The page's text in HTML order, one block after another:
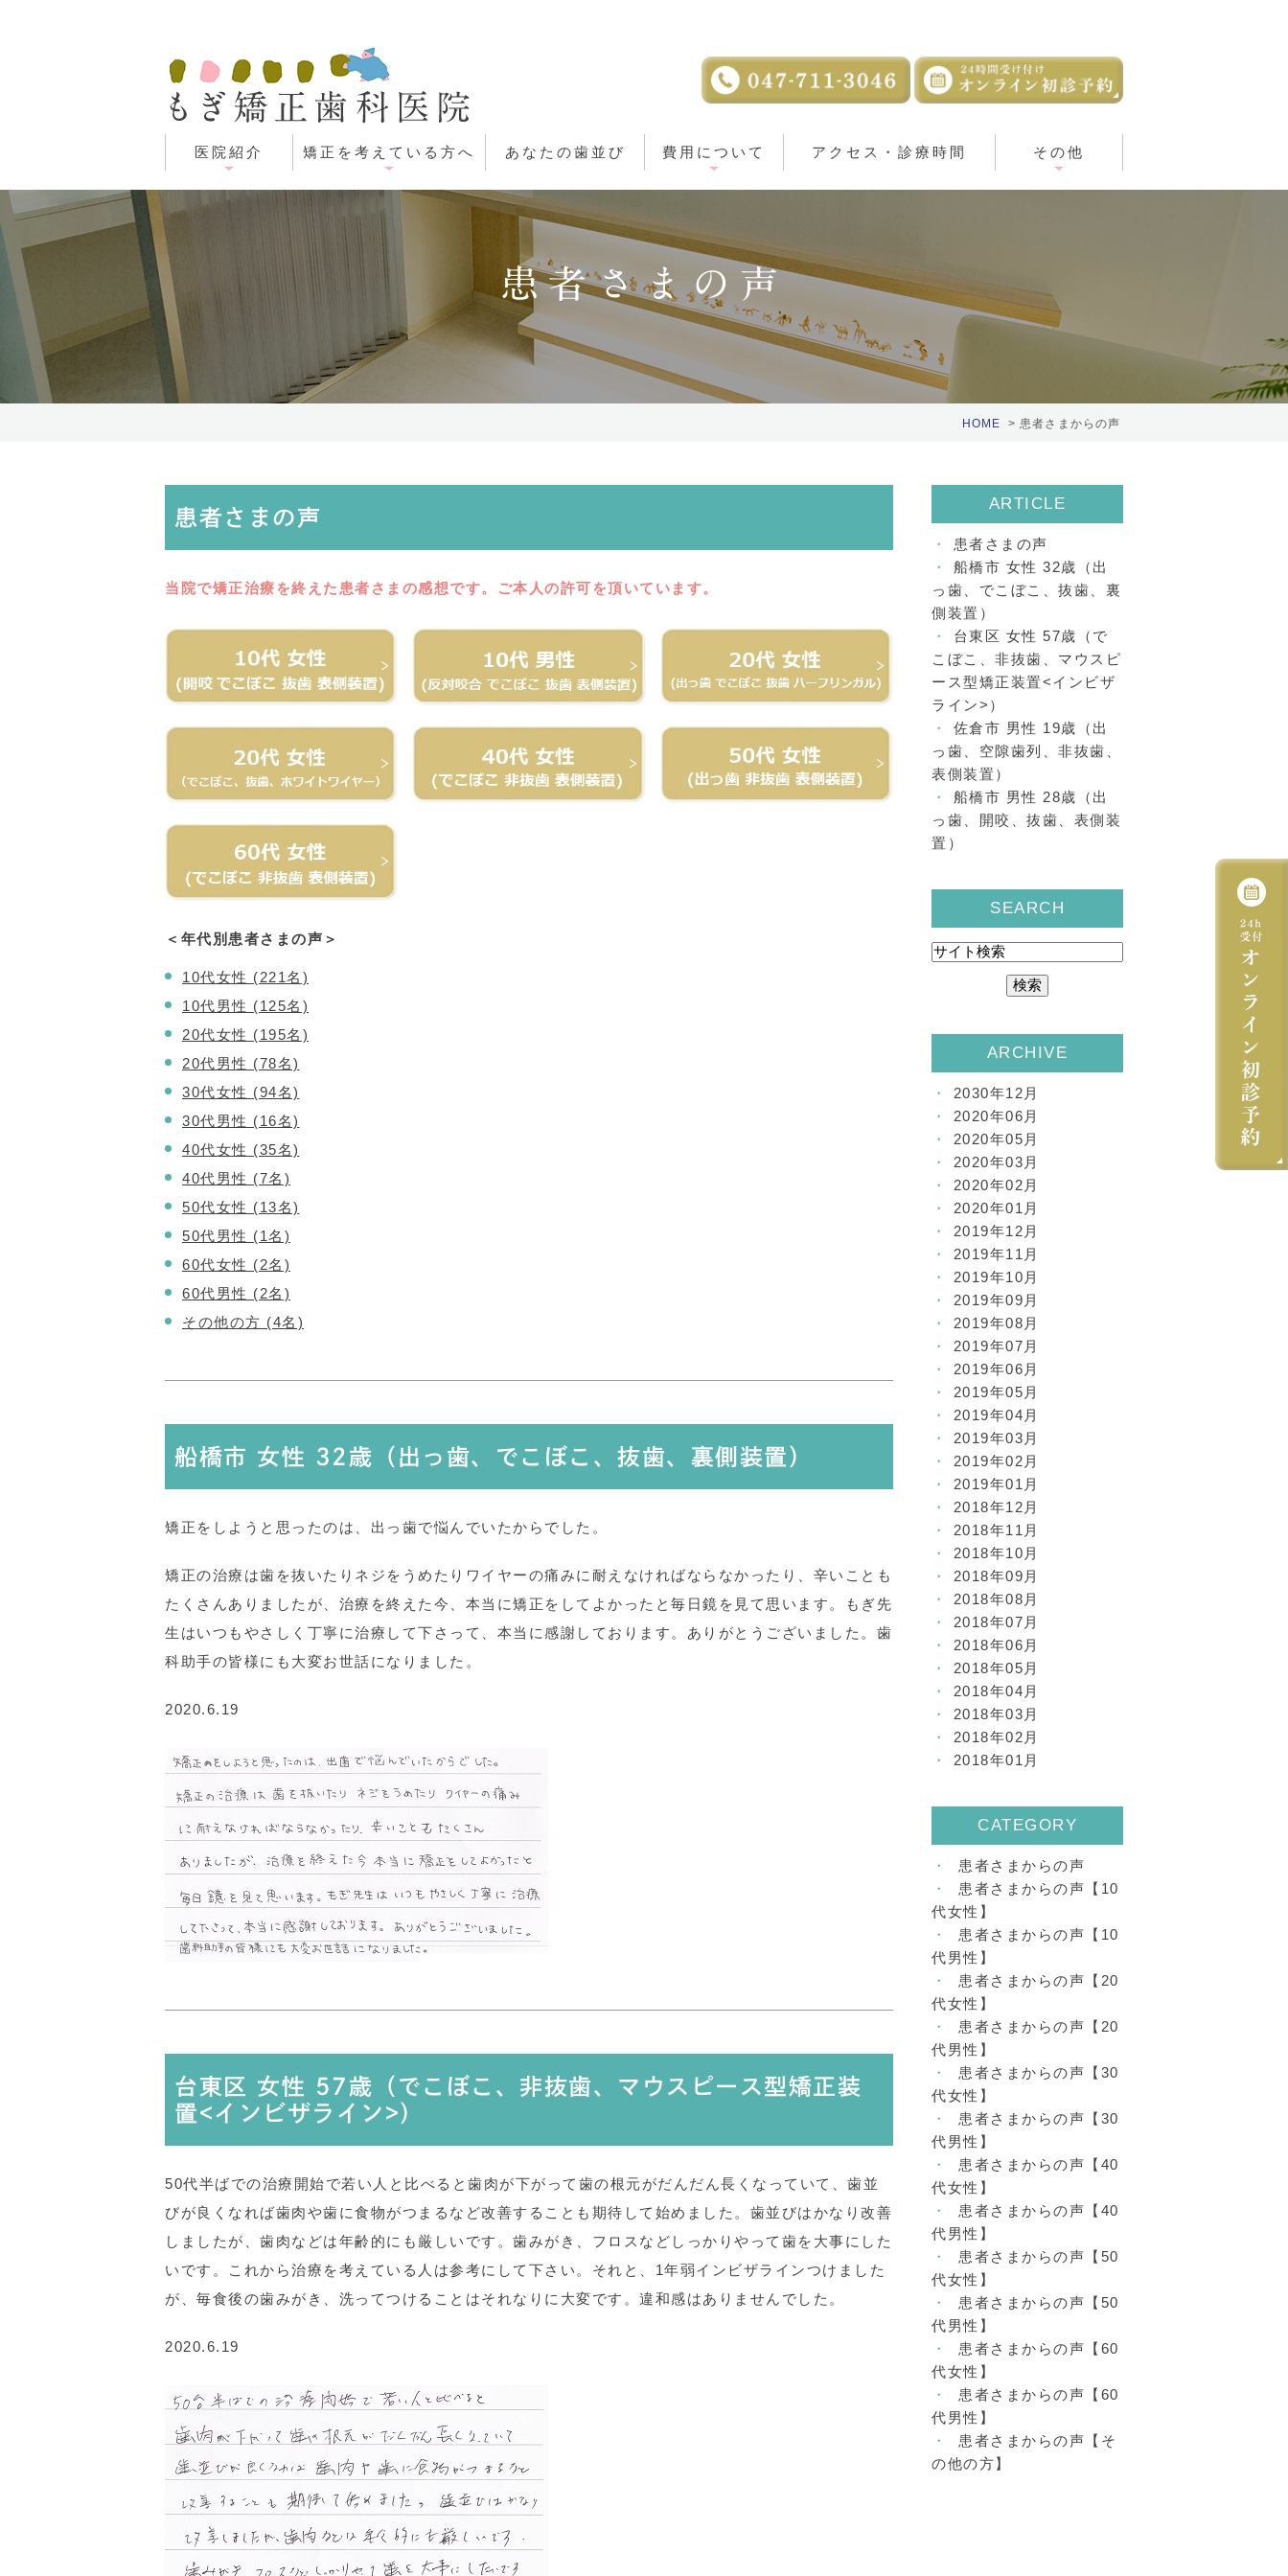
医院紹介 矯正を考えている方へ あなたの歯並び 費用について アクセス・診療時間 その他
患者さまの声
HOME 患者さまからの声
患者さまの声
当院で矯正治療を終えた患者さまの感想です。ご本人の許可を頂いています。
＜年代別患者さまの声＞
10代女性 (221名)
10代男性 (125名)
20代女性 (195名)
20代男性 (78名)
30代女性 (94名)
30代男性 (16名)
40代女性 (35名)
40代男性 (7名)
50代女性 (13名)
50代男性 (1名)
60代女性 (2名)
60代男性 (2名)
その他の方 (4名)
船橋市 女性 32歳（出っ歯、でこぼこ、抜歯、裏側装置）
矯正をしようと思ったのは、出っ歯で悩んでいたからでした。
矯正の治療は歯を抜いたりネジをうめたりワイヤーの痛みに耐えなければならなかったり、辛いことも
たくさんありましたが、治療を終えた今、本当に矯正をしてよかったと毎日鏡を見て思います。もぎ先
生はいつもやさしく丁寧に治療して下さって、本当に感謝しております。ありがとうございました。歯
科助手の皆様にも大変お世話になりました。
2020.6.19
台東区 女性 57歳（でこぼこ、非抜歯、マウスピース型矯正装
置<インビザライン>）
50代半ばでの治療開始で若い人と比べると歯肉が下がって歯の根元がだんだん長くなっていて、歯並
びが良くなれば歯肉や歯に食物がつまるなど改善することも期待して始めました。歯並びはかなり改善
しましたが、歯肉などは年齢的にも厳しいです。歯みがき、フロスなどしっかりやって歯を大事にした
いです。これから治療を考えている人は参考にして下さい。それと、1年弱インビザラインつけました
が、毎食後の歯みがき、洗ってつけることはそれなりに大変です。違和感はありませんでした。
2020.6.19
ARTICLE
患者さまの声
船橋市 女性 32歳（出
っ歯、でこぼこ、抜歯、裏
側装置）
台東区 女性 57歳（で
こぼこ、非抜歯、マウスピ
ース型矯正装置<インビザ
ライン>）
佐倉市 男性 19歳（出
っ歯、空隙歯列、非抜歯、
表側装置）
船橋市 男性 28歳（出
っ歯、開咬、抜歯、表側装
置）
SEARCH
ARCHIVE
2030年12月
2020年06月
2020年05月
2020年03月
2020年02月
2020年01月
2019年12月
2019年11月
2019年10月
2019年09月
2019年08月
2019年07月
2019年06月
2019年05月
2019年04月
2019年03月
2019年02月
2019年01月
2018年12月
2018年11月
2018年10月
2018年09月
2018年08月
2018年07月
2018年06月
2018年05月
2018年04月
2018年03月
2018年02月
2018年01月
CATEGORY
患者さまからの声
患者さまからの声【10
代女性】
患者さまからの声【10
代男性】
患者さまからの声【20
代女性】
患者さまからの声【20
代男性】
患者さまからの声【30
代女性】
患者さまからの声【30
代男性】
患者さまからの声【40
代女性】
患者さまからの声【40
代男性】
患者さまからの声【50
代女性】
患者さまからの声【50
代男性】
患者さまからの声【60
代女性】
患者さまからの声【60
代男性】
患者さまからの声【そ
の他の方】